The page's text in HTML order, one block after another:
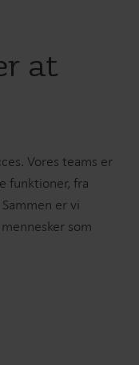
at
Vores teams er
funktioner, fra
er vi
som